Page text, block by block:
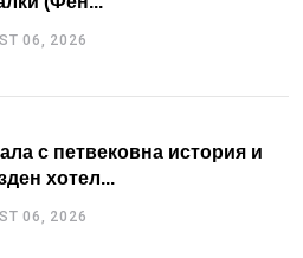
06, 2026
с петвековна история и
хотел...
06, 2026